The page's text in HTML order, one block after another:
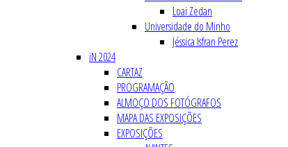
Loai Zedan
Universidade do Minho
Jéssica Isfran Perez
iN 2024
CARTAZ
PROGRAMAÇÃO
ALMOÇO DOS FOTÓGRAFOS
MAPA DAS EXPOSIÇÕES
EXPOSIÇÕES